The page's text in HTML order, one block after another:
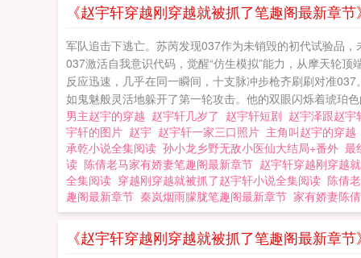
《赵宇轩穿越刚穿越就被抓了笔趣阁最新章
军队追击下逃亡。苏苪发现037作为未销毁的初代试验品
037激活自我意识代码，觉醒“仿生模拟”能力，从摩天轮
反应迅速，几乎在同一瞬间，十支脉冲步枪齐刷刷对准
如鬼魅般灵活地躲开了第一轮攻击。他的双眼闪烁着琥珀
男主赵宇的穿越 赵宇轩几岁了 赵宇轩短剧 赵宇泽跟赵宇
宇轩的图片 赵宇 赵宇轩一家三口照片 主角叫赵宇的穿越
承乾小说全集阅读 孙小龙乡野无敌小医仙大结局+番外 最
读 陈倩老马家有娇妻笔趣阁最新章节 赵宇轩穿越刚穿越
全集阅读 穿越刚穿越就被抓了赵宇轩小说全集阅读 陈倩
趣阁最新章节 秦岚烟雨朦胧笔趣阁最新章节 家有娇妻陈
《赵宇轩穿越刚穿越就被抓了笔趣阁最新章